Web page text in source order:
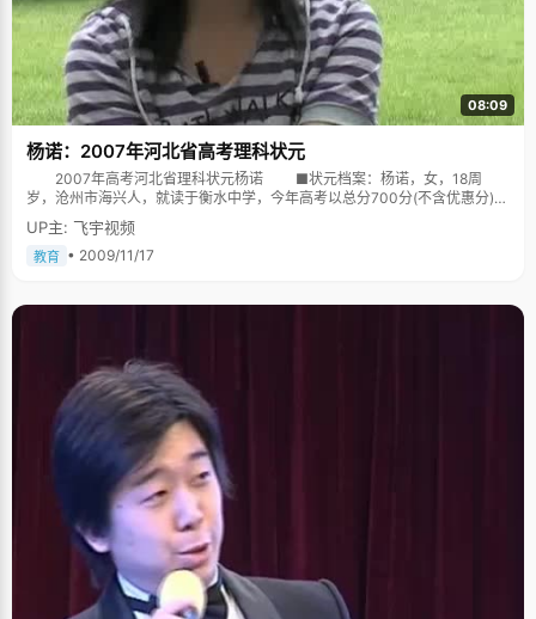
08:09
杨诺：2007年河北省高考理科状元
2007年高考河北省理科状元杨诺 ■状元档案：杨诺，女，18周
岁，沧州市海兴人，就读于衡水中学，今年高考以总分700分(不含优惠分)的
成绩摘取了我省理科状元的桂冠，其中，语文119分、数学147分、英语140
分、理综294分。 ■夺得状元出乎意料 6月23日下午5时30分左
右，在衡水中学的会议室，记者见到了该校269班的杨诺，这是一个阳光文
成绩 作为今年的理科状元，杨诺说，她有一些成功的学习经验告诉学
弟、学妹们，要利用好改错本、笔记本，在复习时把平时的小知识连成一个
网络;上课注意听讲，走神时就强迫自己记笔记，一字一句地跟着老师记，这
样注意力就回来了;要细心，高考是尖子之间的竞争，大家实力不相上下，只
有靠少失误才能取得好名次;心态要平稳，平平静静地学习和考试。 杨诺
还说，她的学习成绩得益于衡水中学的严格管理。只有学校的管理严格，老
师们的教学、学生们的学习才能正常运行。而衡水中学老师们饭顾不上吃、
带病上课的敬业精神也是一般人难以想象的。 ■良好的学习习惯很重要
杨诺的班主任老师张兒欣老师说，杨诺是班上的劳动卫生委员，平时学
习成绩一直很突出，在学习上她听课效果非常好，学习时间安排得很有条
理，生活学习中乐于帮助别人，心理素质很好，班上的工作干得也很出色。
杨诺的物理老师王玉满、生物老师韩红梅告诉记者，杨诺心态很平和，
非常懂礼貌，学习踏实，学习习惯好，时间利用效率高，提问题到位，从不
UP主: 飞宇视频
教育 • 2009/11/17